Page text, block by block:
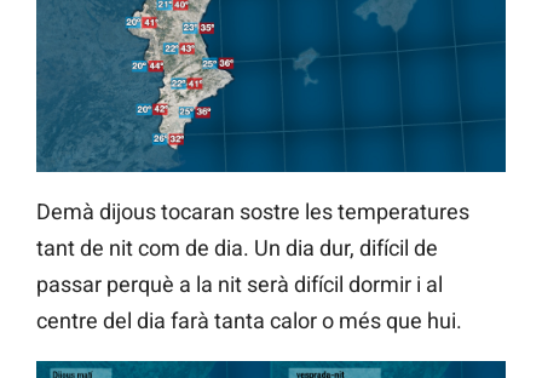
Demà dijous tocaran sostre les temperatures
tant de nit com de dia. Un dia dur, difícil de
passar perquè a la nit serà difícil dormir i al
centre del dia farà tanta calor o més que hui.